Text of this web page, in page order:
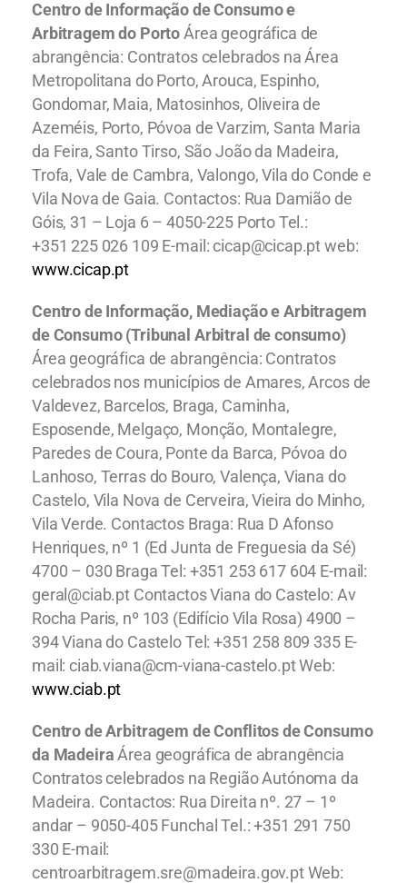
Centro de Informação de Consumo e
Arbitragem do PortoÁrea geográfica de
abrangência: Contratos celebrados na Área
Metropolitana do Porto, Arouca, Espinho,
Gondomar, Maia, Matosinhos, Oliveira de
Azeméis, Porto, Póvoa de Varzim, Santa Maria
da Feira, Santo Tirso, São João da Madeira,
Trofa, Vale de Cambra, Valongo, Vila do Conde e
Vila Nova de Gaia. Contactos: Rua Damião de
Góis, 31 – Loja 6 – 4050-225 Porto Tel.:
+351 225 026 109 E-mail: cicap@cicap.pt web:
www.cicap.pt
Centro de Informação, Mediação e Arbitragem
de Consumo (Tribunal Arbitral de consumo)
Área geográfica de abrangência: Contratos
celebrados nos municípios de Amares, Arcos de
Valdevez, Barcelos, Braga, Caminha,
Esposende, Melgaço, Monção, Montalegre,
Paredes de Coura, Ponte da Barca, Póvoa do
Lanhoso, Terras do Bouro, Valença, Viana do
Castelo, Vila Nova de Cerveira, Vieira do Minho,
Vila Verde. Contactos Braga: Rua D Afonso
Henriques, nº 1 (Ed Junta de Freguesia da Sé)
4700 – 030 Braga Tel: +351 253 617 604 E-mail:
geral@ciab.pt Contactos Viana do Castelo: Av
Rocha Paris, nº 103 (Edifício Vila Rosa) 4900 –
394 Viana do Castelo Tel: +351 258 809 335 E-
mail: ciab.viana@cm-viana-castelo.pt Web:
www.ciab.pt
Centro de Arbitragem de Conflitos de Consumo
da MadeiraÁrea geográfica de abrangência
Contratos celebrados na Região Autónoma da
Madeira. Contactos: Rua Direita nº. 27 – 1º
andar – 9050-405 Funchal Tel.: +351 291 750
330 E-mail:
centroarbitragem.sre@madeira.gov.pt Web: